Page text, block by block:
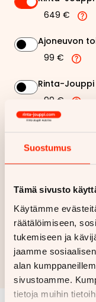
Suostumus
Tämä sivusto
Käytämme
räätälöimiseen,
tukemiseen ja
jaamme
alan
sivustoamme.
tietoja muihin
649 €
Ajoneuvon
99 €
Rinta-
99 €
Kuukausierä
Näytä
Haluan myös
Rahoituslaskelma